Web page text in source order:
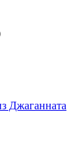
Джаганната